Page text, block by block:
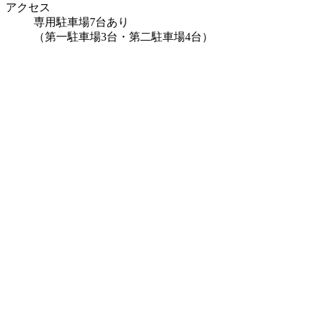
アクセス
専用駐車場7台あり
（第一駐車場3台・第二駐車場4台）